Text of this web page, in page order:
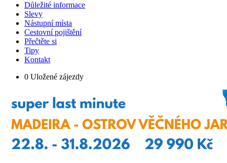
Důležité informace
Slevy
Nástupní místa
Cestovní pojištění
Přečtěte si
Tipy
Kontakt
0 Uložené zájezdy